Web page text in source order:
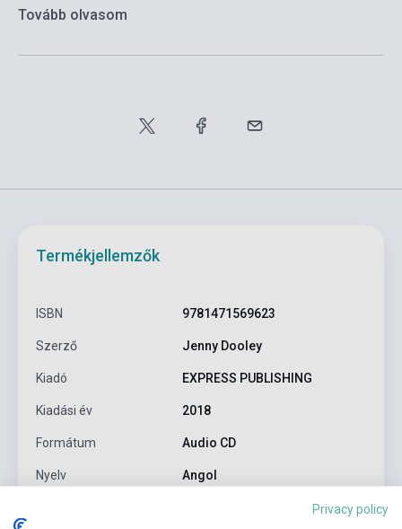
Tovább olvasom
Termékjellemzők
ISBN 9781471569623
Szerző Jenny Dooley
Kiadó EXPRESS PUBLISHING
Kiadási év 2018
Formátum Audio CD
Nyelv Angol
Privacy policy